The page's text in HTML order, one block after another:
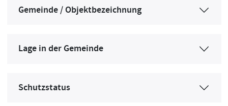
Gemeinde / Objektbezeichnung
Lage in der Gemeinde
Schutzstatus